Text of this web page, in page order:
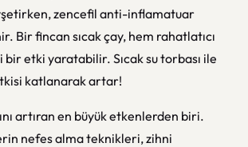
zencefil anti-inflamatuar
Bir fincan sıcak çay, hem rahatlatıcı
etki yaratabilir. Sıcak su torbası ile
katlanarak artar!
artıran en büyük etkenlerden biri.
nefes alma teknikleri, zihni